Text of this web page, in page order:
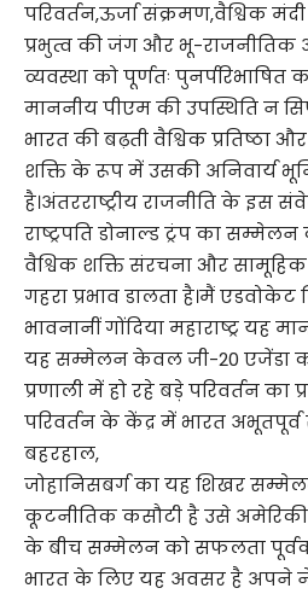
परिवर्तन,ऊर्जा संक्रमण,वैश्विक
प्रभुत्व की जंग और भू-राजनीतिक
व्यवस्था को पूर्णतः
माननीय पीएम की उपस्थिति न
भारत की बढ़ती वैश्विक प्रतिष्ठा
शक्ति के रूप में उसकी अनिवार्य
है।अंतरराष्ट्रीय राजनीति के इस
राष्ट्रपति डोनाल्ड ट्रंप का
वैश्विक शक्ति संरचना और
गहरा प्रभाव डालता है।मैं
भावनानीं गोंदिया महाराष्ट्र यह
यह सम्मेलन केवल जी-20 एजेंडा का
प्रणाली में हो रहे बड़े परिवर्तन
परिवर्तन के केंद्र में भारत अभूतपूर्व
बहरहाल,
जोहानिसबर्ग का यह शिखर
कूटनीतिक कसौटी है उसे अमेरिकी
के बीच सम्मेलन को सफलता
भारत के लिए यह अवसर है अपने